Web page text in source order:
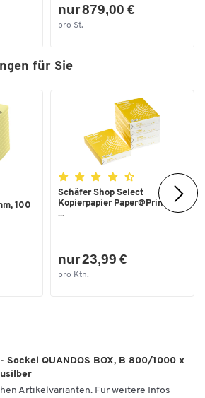
nur 879,00 €
pro St.
für Sie
100
Schäfer Shop Select
Kopierpapier Paper@Print, DIN
...
nur 23,99 €
pro Ktn.
QUANDOS BOX, B 800/1000 x
Artikelvarianten. Für weitere Infos